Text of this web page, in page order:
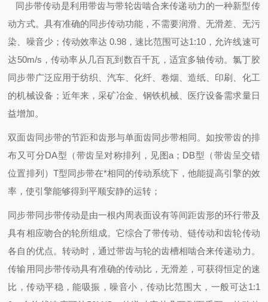
同步带传动是利用带齿与带轮齿啮合来传递动力的一种新型传
动方式。具有准确的同步传动功能，不需要润滑、无滑差、无污
染、噪音少；传动效率达 0.98，速比范围可达1:10，允许线速可
达50m/s，传动率从几百瓦到数百千瓦，适宜多轴传动。氯丁胶
同步带广泛应用于纺织、汽车、化纤、卷烟、造纸、印刷、化工
的机械设备；近年来，采矿冶金、钢铁机械、医疗设备需求量日
益增加。
双面齿同步带的节距和齿形与单面齿同步带相同。如按带齿的排
布又可分DA型（带齿呈对称排列，见图a；DB型（带齿呈交错
位置排列） T型同步带在*相同的传动系统下，他能提高引擎的效
率，使引擎能够得到平顺安静的运转；
同步带同步带传动是由一根内周表面设有等间距齿形的环行带及
具有相应吻合的轮所组成。它综合了带传动、链传动和齿轮传动
各自的优点。转动时，通过带齿与轮的齿槽相啮合来传递动力。
传输用同步带传动具有准确的传动比，无滑差，可获得恒定的速
比，传动平稳，能吸振，噪音小，传动比范围大，一般可达1:1